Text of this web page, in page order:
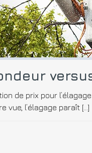
de prix pour
vue, l’élagage paraît […]